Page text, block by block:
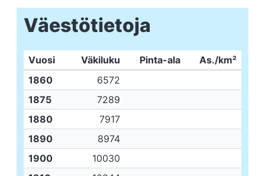
Väestötietoja
Vuosi Väkiluku Pinta-ala
As./km²
1860
6572
1875
7289
1880
7917
1890
8974
1900
10030